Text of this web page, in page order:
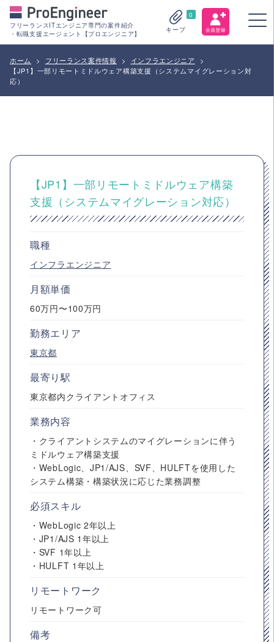
フリーランスITエンジニア専門の案件紹介
・転職支援エージェント【プロエンジニア】
0
キープ
ホーム > フリーランス案件情報 > インフラエンジニア
>
【JP1】一部リモートミドルウェア構築支援（システムマイグレーション対
応）
【JP1】一部リモートミドルウェア構築
支援（システムマイグレーション対応）
職種
インフラエンジニア
月額単価
60万円〜100万円
勤務エリア
東京都
最寄り駅
東京都内クライアントオフィス
業務内容
・クライアントシステムのマイグレーションに伴う
ミドルウェア構築支援
・WebLogic、JP1/AJS、SVF、HULFTを使用した
システム構築・構築状況に応じた業務調整
必須スキル
・WebLogic 2年以上
・JP1/AJS 1年以上
・SVF 1年以上
・HULFT 1年以上
リモートワーク
リモートワーク可
備考